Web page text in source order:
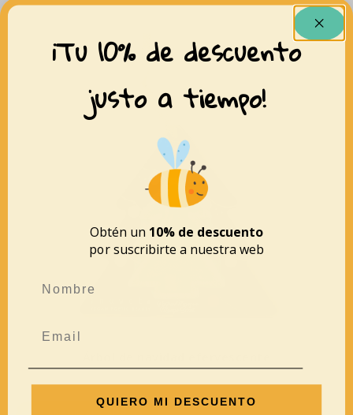
¡Tu 10% de descuento
justo a tiempo!
Obtén un 10% de descuento
por suscribirte a nuestra web
QUIERO MI DESCUENTO